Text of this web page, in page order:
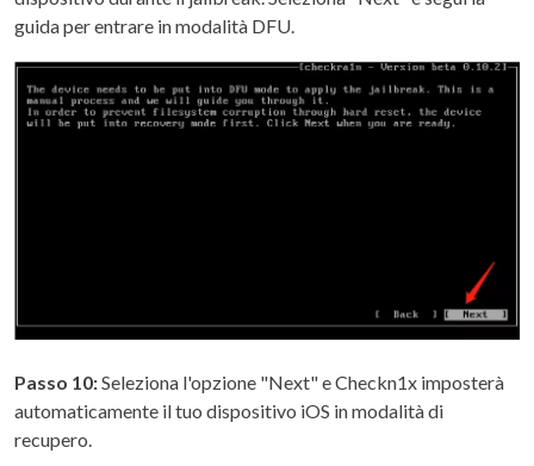
guida per entrare in modalità DFU.
Passo 10:Seleziona l'opzione "Next" e Checkn1x imposterà
automaticamente il tuo dispositivo iOS in modalità di
recupero.